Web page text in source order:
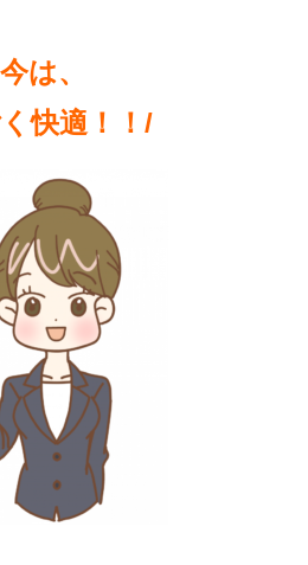
今は、
快適！！/